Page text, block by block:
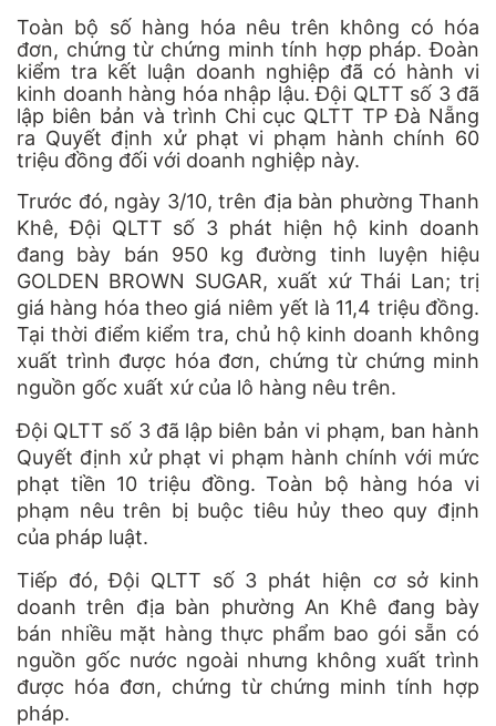
Toàn bộ số hàng hóa nêu trên không có hóa
đơn, chứng từ chứng minh tính hợp pháp. Đoàn
kiểm tra kết luận doanh nghiệp đã có hành vi
kinh doanh hàng hóa nhập lậu. Đội QLTT số 3 đã
lập biên bản và trình Chi cục QLTT TP Đà Nẵng
ra Quyết định xử phạt vi phạm hành chính 60
triệu đồng đối với doanh nghiệp này.
Trước đó, ngày 3/10, trên địa bàn phường Thanh
Khê, Đội QLTT số 3 phát hiện hộ kinh doanh
đang bày bán 950 kg đường tinh luyện hiệu
GOLDEN BROWN SUGAR, xuất xứ Thái Lan; trị
giá hàng hóa theo giá niêm yết là 11,4 triệu đồng.
Tại thời điểm kiểm tra, chủ hộ kinh doanh không
xuất trình được hóa đơn, chứng từ chứng minh
nguồn gốc xuất xứ của lô hàng nêu trên.
Đội QLTT số 3 đã lập biên bản vi phạm, ban hành
Quyết định xử phạt vi phạm hành chính với mức
phạt tiền 10 triệu đồng. Toàn bộ hàng hóa vi
phạm nêu trên bị buộc tiêu hủy theo quy định
của pháp luật.
Tiếp đó, Đội QLTT số 3 phát hiện cơ sở kinh
doanh trên địa bàn phường An Khê đang bày
bán nhiều mặt hàng thực phẩm bao gói sẵn có
nguồn gốc nước ngoài nhưng không xuất trình
được hóa đơn, chứng từ chứng minh tính hợp
pháp.